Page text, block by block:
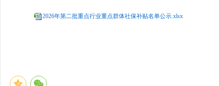
2026年第二批重点行业重点群体社保补贴名单公示.xlsx